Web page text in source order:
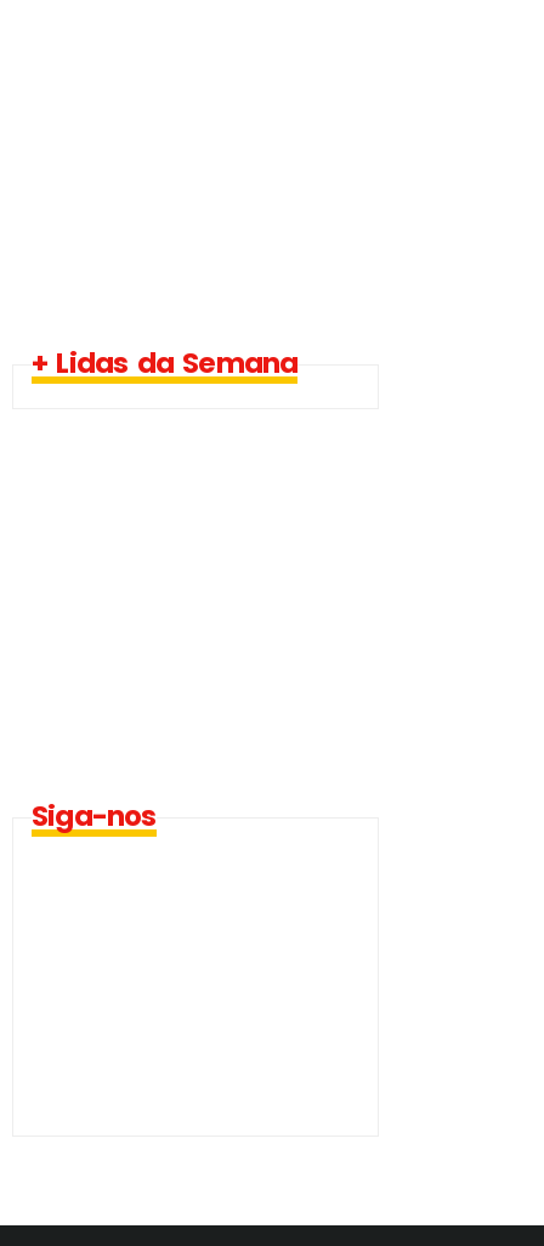
+ Lidas da Semana
Siga-nos